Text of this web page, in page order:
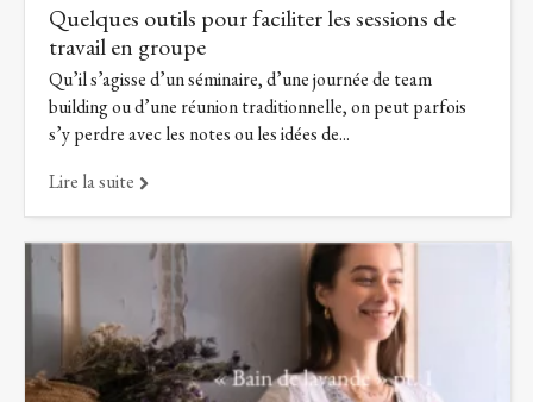
Quelques outils pour faciliter les sessions de
travail en groupe
Qu’il s’agisse d’un séminaire, d’une journée de team
building ou d’une réunion traditionnelle, on peut parfois
s’y perdre avec les notes ou les idées de...
Lire la suite